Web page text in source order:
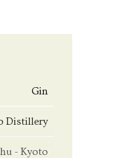
Gin
Distillery
- Kyoto